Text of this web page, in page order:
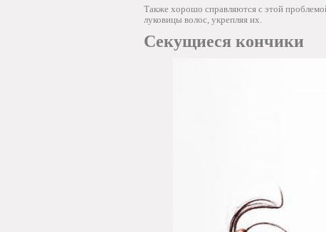
Также хорошо справляются с этой
луковицы волос, укрепляя их.
Секущиеся кончики